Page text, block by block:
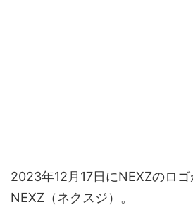
2023年12月17日にNEXZのロ
NEXZ（ネクスジ）。